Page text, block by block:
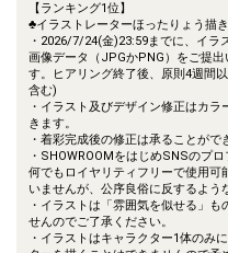
【ランキング1位】
♣イラストレーターほったりょう描
・2026/7/24(金)23:59までに、イラ
画像データ（JPGかPNG）をご提
す。ヒアリング終了後、原則4週間
含む)
・イラスト及びデザイン修正はカ
きます。
・着彩完成後の修正は承ることがで
・SHOWROOMをはじめSNSのプ
何でもロイヤリティフリーで使用可
いませんが、公序良俗に反するよう
・イラストは「雰囲気を似せる」
せんのでご了承ください。
・イラストはキャラクター1体のみ